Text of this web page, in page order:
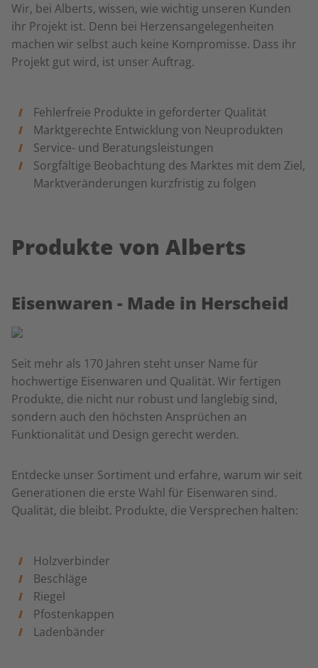
Wir, bei Alberts, wissen, wie wichtig unseren Kunden
ihr Projekt ist. Denn bei Herzensangelegenheiten
machen wir selbst auch keine Kompromisse. Dass ihr
Projekt gut wird, ist unser Auftrag.
Fehlerfreie Produkte in geforderter Qualität
Marktgerechte Entwicklung von Neuprodukten
Service- und Beratungsleistungen
Sorgfältige Beobachtung des Marktes mit dem Ziel,
Marktveränderungen kurzfristig zu folgen
Produkte von Alberts
Eisenwaren - Made in Herscheid
Seit mehr als 170 Jahren steht unser Name für
hochwertige Eisenwaren und Qualität. Wir fertigen
Produkte, die nicht nur robust und langlebig sind,
sondern auch den höchsten Ansprüchen an
Funktionalität und Design gerecht werden.
Entdecke unser Sortiment und erfahre, warum wir seit
Generationen die erste Wahl für Eisenwaren sind.
Qualität, die bleibt. Produkte, die Versprechen halten:
Holzverbinder
Beschläge
Riegel
Pfostenkappen
Ladenbänder